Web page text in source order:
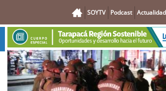
SOYTV Podcast Actualidad